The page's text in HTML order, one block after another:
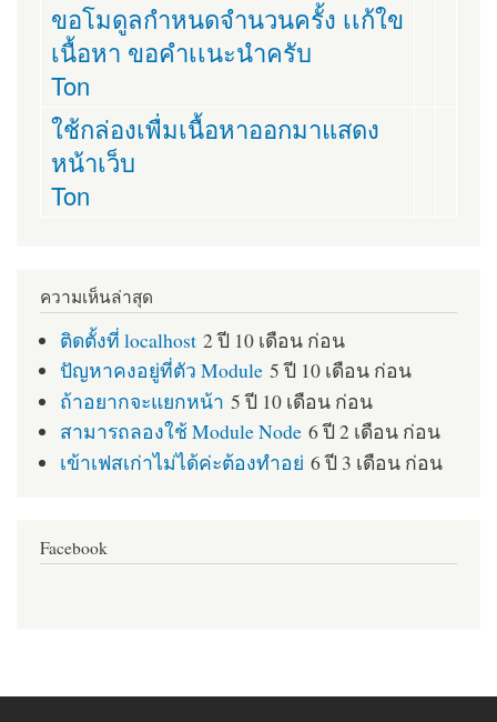
ขอโมดูลกำหนดจำนวนครั้ง เเก้ใข
เนื้อหา ขอคำเเนะนำครับ
Ton
ใช้กล่องเพื่มเนื้อหาออกมาแสดง
หน้าเว็บ
Ton
ความเห็นล่าสุด
ติดตั้งที่ localhost 2 ปี 10 เดือน ก่อน
ปัญหาคงอยู่ที่ตัว Module 5 ปี 10 เดือน ก่อน
ถ้าอยากจะแยกหน้า 5 ปี 10 เดือน ก่อน
สามารถลองใช้ Module Node 6 ปี 2 เดือน ก่อน
เข้าเฟสเก่าไม่ได้ค่ะต้องทำอย่ 6 ปี 3 เดือน ก่อน
Facebook